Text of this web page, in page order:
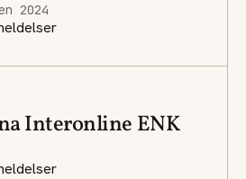
2024
Interonline ENK